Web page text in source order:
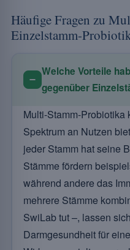
Häufige Fragen zu
Einzelstamm-
Welche Vorteile
gegenüber
Multi-Stamm-Probiotika
Spektrum an Nutzen
jeder Stamm hat seine
Stämme fördern
während andere das
mehrere Stämme
SwiLab tut –, lassen
Darmgesundheit für